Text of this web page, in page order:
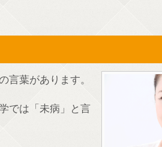
言葉があります。
では「未病」と言